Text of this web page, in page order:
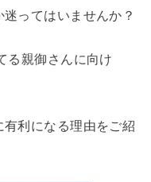
ってはいませんか？
る親御さんに向け
利になる理由をご紹